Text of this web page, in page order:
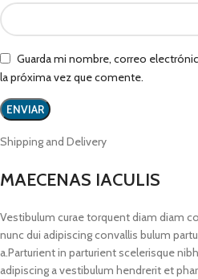
Guarda mi nombre, correo
la próxima vez que comente.
Shipping and Delivery
MAECENAS IACULIS
Vestibulum curae torquent diam diam
nunc dui adipiscing convallis bulum
a.Parturient in parturient scelerisque
adipiscing a vestibulum hendrerit et